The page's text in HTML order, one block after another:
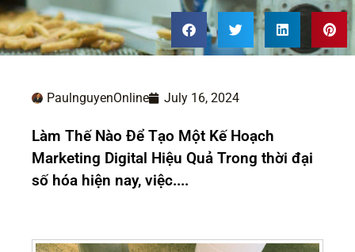
PaulnguyenOnline July 16, 2024
Làm Thế Nào Để Tạo Một Kế Hoạch
Marketing Digital Hiệu Quả Trong thời đại
số hóa hiện nay, việc....